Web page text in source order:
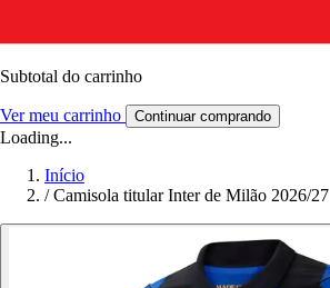
Subtotal do carrinho
Ver meu carrinho Continuar comprando
Loading...
Início
/ Camisola titular Inter de Milão 2026/27